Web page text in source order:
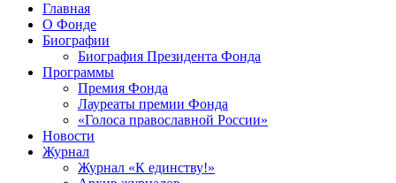
Главная
О Фонде
Биографии
Биография Президента Фонда
Программы
Премия Фонда
Лауреаты премии Фонда
«Голоса православной России»
Новости
Журнал
Журнал «К единству!»